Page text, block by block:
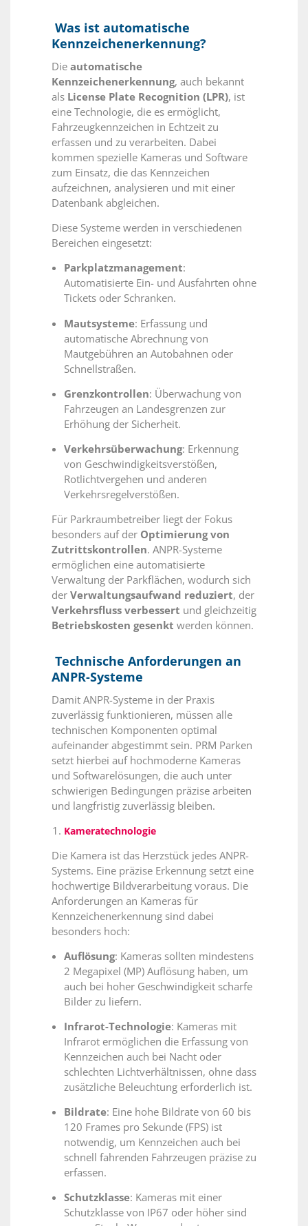
Was ist automatische
Kennzeichenerkennung?
Die automatische
Kennzeichenerkennung, auch bekannt
als License Plate Recognition (LPR), ist
eine Technologie, die es ermöglicht,
Fahrzeugkennzeichen in Echtzeit zu
erfassen und zu verarbeiten. Dabei
kommen spezielle Kameras und Software
zum Einsatz, die das Kennzeichen
aufzeichnen, analysieren und mit einer
Datenbank abgleichen.
Diese Systeme werden in verschiedenen
Bereichen eingesetzt:
Parkplatzmanagement:
Automatisierte Ein- und Ausfahrten ohne
Tickets oder Schranken.
Mautsysteme: Erfassung und
automatische Abrechnung von
Mautgebühren an Autobahnen oder
Schnellstraßen.
Grenzkontrollen: Überwachung von
Fahrzeugen an Landesgrenzen zur
Erhöhung der Sicherheit.
Verkehrsüberwachung: Erkennung
von Geschwindigkeitsverstößen,
Rotlichtvergehen und anderen
Verkehrsregelverstößen.
Für Parkraumbetreiber liegt der Fokus
besonders auf der Optimierung von
Zutrittskontrollen. ANPR-Systeme
ermöglichen eine automatisierte
Verwaltung der Parkflächen, wodurch sich
der Verwaltungsaufwand reduziert, der
Verkehrsfluss verbessert und gleichzeitig
Betriebskosten gesenkt werden können.
Technische Anforderungen an
ANPR-Systeme
Damit ANPR-Systeme in der Praxis
zuverlässig funktionieren, müssen alle
technischen Komponenten optimal
aufeinander abgestimmt sein. PRM Parken
setzt hierbei auf hochmoderne Kameras
und Softwarelösungen, die auch unter
schwierigen Bedingungen präzise arbeiten
und langfristig zuverlässig bleiben.
Kameratechnologie
Die Kamera ist das Herzstück jedes ANPR-
Systems. Eine präzise Erkennung setzt eine
hochwertige Bildverarbeitung voraus. Die
Anforderungen an Kameras für
Kennzeichenerkennung sind dabei
besonders hoch:
Auflösung: Kameras sollten mindestens
2 Megapixel (MP) Auflösung haben, um
auch bei hoher Geschwindigkeit scharfe
Bilder zu liefern.
Infrarot-Technologie: Kameras mit
Infrarot ermöglichen die Erfassung von
Kennzeichen auch bei Nacht oder
schlechten Lichtverhältnissen, ohne dass
zusätzliche Beleuchtung erforderlich ist.
Bildrate: Eine hohe Bildrate von 60 bis
120 Frames pro Sekunde (FPS) ist
notwendig, um Kennzeichen auch bei
schnell fahrenden Fahrzeugen präzise zu
erfassen.
Schutzklasse: Kameras mit einer
Schutzklasse von IP67 oder höher sind